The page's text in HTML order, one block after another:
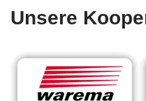
Unsere